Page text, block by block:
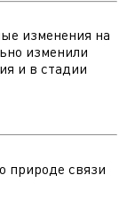
изменения на
изменили
и в стадии
природе связи